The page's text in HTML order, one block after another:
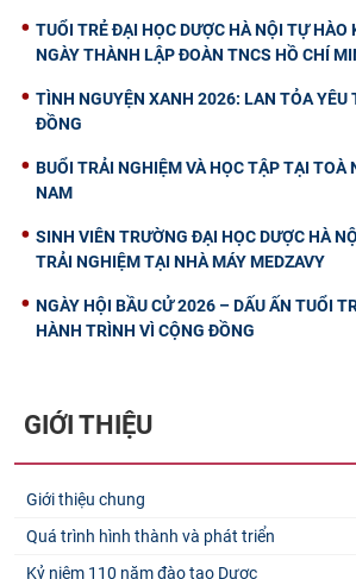
TUỔI TRẺ ĐẠI HỌC DƯỢC HÀ NỘI TỰ HÀO
NGÀY THÀNH LẬP ĐOÀN TNCS HỒ CHÍ
TÌNH NGUYỆN XANH 2026: LAN TỎA YÊU
ĐỒNG
BUỔI TRẢI NGHIỆM VÀ HỌC TẬP TẠI TOÀ
NAM
SINH VIÊN TRƯỜNG ĐẠI HỌC DƯỢC HÀ
TRẢI NGHIỆM TẠI NHÀ MÁY MEDZAVY
NGÀY HỘI BẦU CỬ 2026 – DẤU ẤN TUỔI
HÀNH TRÌNH VÌ CỘNG ĐỒNG
GIỚI THIỆU
Giới thiệu chung
Quá trình hình thành và phát triển
Kỷ niệm 110 năm đào tạo Dược